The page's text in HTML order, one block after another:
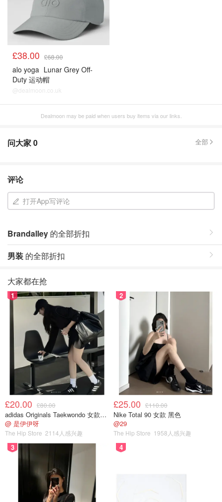
£38.00 £68.00
alo yoga Lunar Grey Off-
Duty 运动帽
@dealmoon.co.uk
Dealmoon may be paid when users buy items via our links.
问大家0 全部
评论
打开App写评论
Brandalley 的全部折扣
男装 的全部折扣
大家都在抢
1
£20.00 £80.00
adidas Originals Taekwondo 女款黑色运动鞋
@ 是伊伊呀
The Hip Store 2114人感兴趣
2
£25.00 £110.00
Nike Total 90 女款 黑色
@29
The Hip Store 1958人感兴趣
3 4